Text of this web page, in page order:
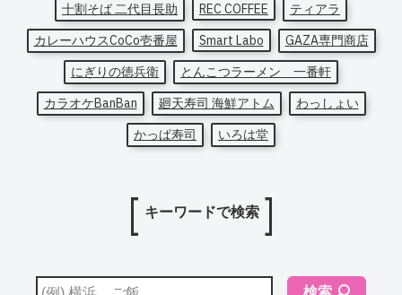
十割そば 二代目長助
REC COFFEE
ティアラ
カレーハウスCoCo壱番屋
Smart Labo
GAZA専門商店
にぎりの徳兵衛
とんこつラーメン 一番軒
カラオケBanBan
廻天寿司 海鮮アトム
わっしょい
かっぱ寿司
いろは堂
キーワードで検索